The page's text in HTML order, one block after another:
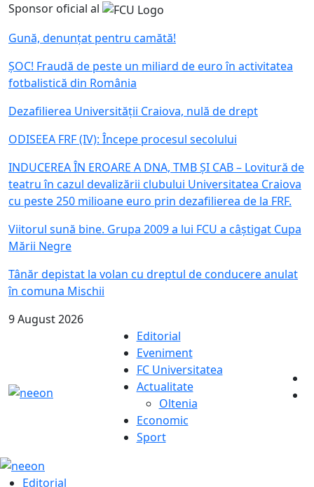
Sponsor oficial al
Gună, denunțat pentru camătă!
ȘOC! Fraudă de peste un miliard de euro în activitatea
fotbalistică din România
Dezafilierea Universității Craiova, nulă de drept
ODISEEA FRF (IV): Începe procesul secolului
INDUCEREA ÎN EROARE A DNA, TMB ȘI CAB – Lovitură de
teatru în cazul devalizării clubului Universitatea Craiova
cu peste 250 milioane euro prin dezafilierea de la FRF.
Viitorul sună bine. Grupa 2009 a lui FCU a câștigat Cupa
Mării Negre
Tânăr depistat la volan cu dreptul de conducere anulat
în comuna Mischii
9 August 2026
Editorial
Eveniment
FC Universitatea
Actualitate
Oltenia
Economic
Sport
Editorial